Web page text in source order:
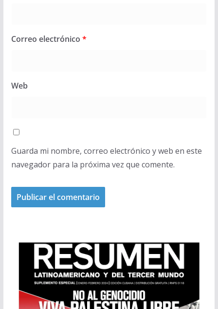
Correo electrónico *
Web
Guarda mi nombre, correo electrónico y web en este
navegador para la próxima vez que comente.